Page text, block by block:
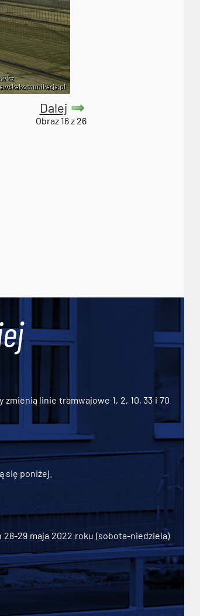
Dalej
Obraz 16 z 26
linie tramwajowe 1, 2, 10, 33 i 70
się poniżej.
29 maja 2022 roku (sobota-niedziela)